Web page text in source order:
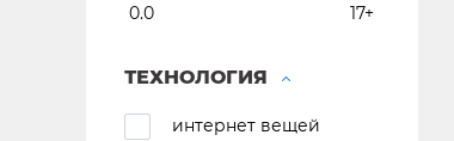
0.0 17+
ТЕХНОЛОГИЯ
интернет вещей